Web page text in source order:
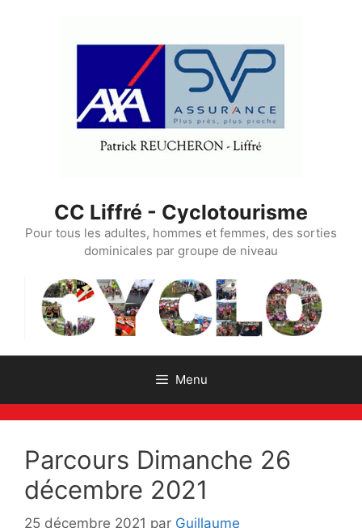
CC Liffré - Cyclotourisme
Pour tous les adultes, hommes et femmes, des sorties
dominicales par groupe de niveau
Menu
Parcours Dimanche 26
décembre 2021
25 décembre 2021 par Guillaume